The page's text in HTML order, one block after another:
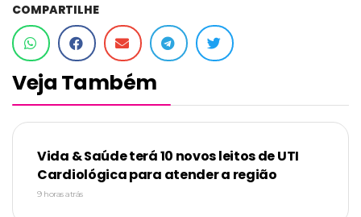
COMPARTILHE
Veja Também
Vida & Saúde terá 10 novos leitos de UTI
Cardiológica para atender a região
9 horas atrás